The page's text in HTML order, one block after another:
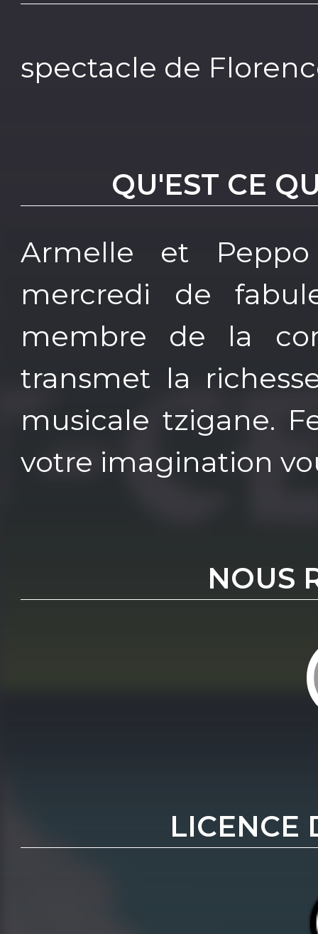
spectacle de
QU'EST CE
Armelle et
mercredi de
membre de la
transmet la
musicale tzigane.
votre imagination
NOUS
LICENCE